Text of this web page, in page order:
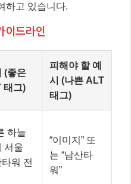
하고 있습니다.
이드라인
(좋은
태그)
피해야 할 예
시 (나쁜 ALT
태그)
하늘
서울
워 전
“이미지” 또
는 “남산타
워”